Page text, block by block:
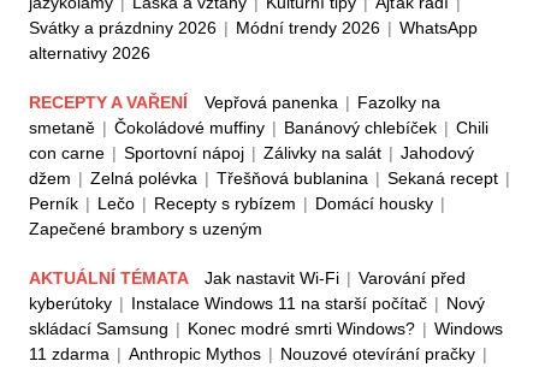
Svátky a prázdniny 2026 | Módní trendy 2026 | WhatsApp
alternativy 2026
RECEPTY A VAŘENÍ Vepřová panenka | Fazolky na
smetaně | Čokoládové muffiny | Banánový chlebíček | Chili
con carne | Sportovní nápoj | Zálivky na salát | Jahodový
džem | Zelná polévka | Třešňová bublanina | Sekaná recept |
Perník | Lečo | Recepty s rybízem | Domácí housky |
Zapečené brambory s uzeným
AKTUÁLNÍ TÉMATA Jak nastavit Wi-Fi | Varování před
kyberútoky | Instalace Windows 11 na starší počítač | Nový
skládací Samsung | Konec modré smrti Windows? | Windows
11 zdarma | Anthropic Mythos | Nouzové otevírání pračky |